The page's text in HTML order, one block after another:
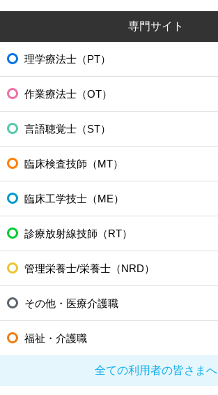
専門サイト
理学療法士（PT）
作業療法士（OT）
言語聴覚士（ST）
臨床検査技師（MT）
臨床工学技士（ME）
診療放射線技師（RT）
管理栄養士/栄養士（NRD）
その他・医療介護職
福祉・介護職
全ての利用者の皆さまへ